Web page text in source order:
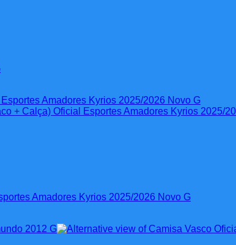
Amadores Kyrios 2025/2026 Novo G